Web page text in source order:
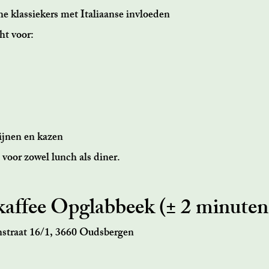
klassiekers met Italiaanse invloeden
voor:
en kazen
zowel lunch als diner.
Opglabbeek (± 2
16/1, 3660 Oudsbergen